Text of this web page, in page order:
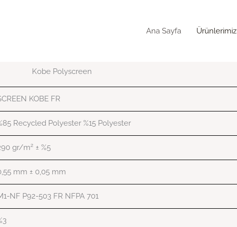
Ana Sayfa
Ürünlerimiz
Kobe Polyscreen
KOBE FR
Recycled Polyester %15 Polyester
gr/m2 ± %5
mm ± 0,05 mm
NF P92-503 FR NFPA 701